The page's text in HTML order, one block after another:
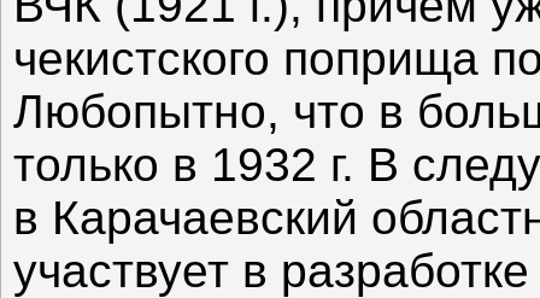
чекистского поприща
Любопытно, что в
только в 1932 г. В
в Карачаевский
участвует в